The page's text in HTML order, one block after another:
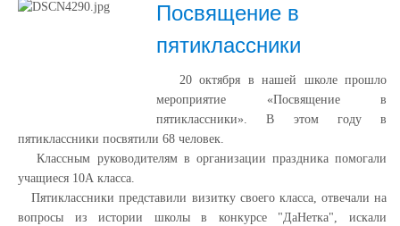
Посвящение в
пятиклассники
20 октября в нашей школе прошло
мероприятие «Посвящение в
пятиклассники». В этом году в
пятиклассники посвятили 68 человек.
Классным руководителям в организации праздника помогали
учащиеся 10А класса.
Пятиклассники представили визитку своего класса, отвечали на
вопросы из истории школы в конкурсе "ДаНетка", искали